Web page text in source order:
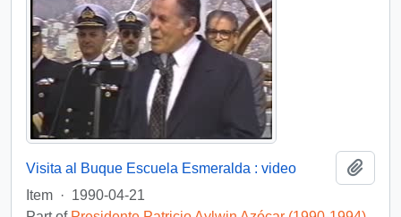
Visita al Buque Escuela Esmeralda : video
Item · 1990-04-21